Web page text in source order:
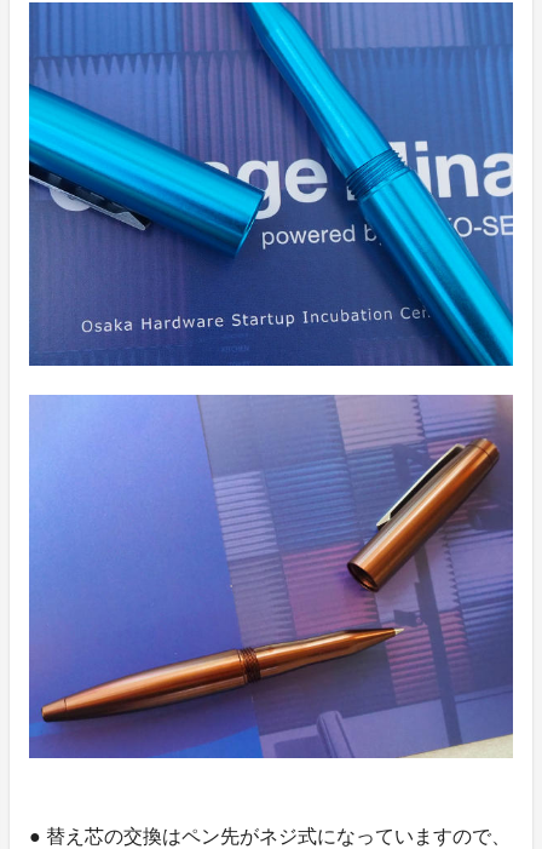
● 替え芯の交換はペン先がネジ式になっていますので、